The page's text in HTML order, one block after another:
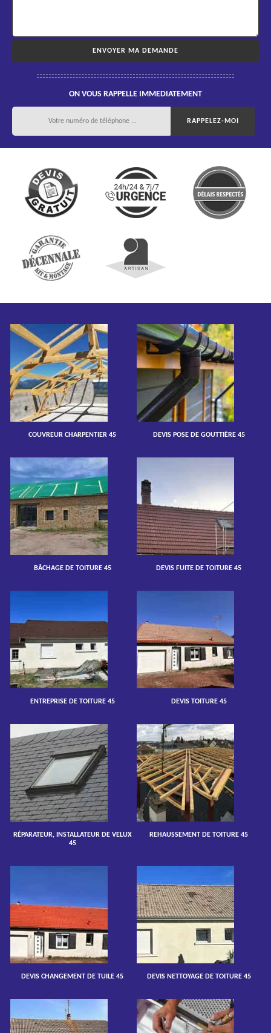
ON VOUS RAPPELLE IMMEDIATEMENT
COUVREUR CHARPENTIER 45 DEVIS POSE DE GOUTTIÈRE 45
BÂCHAGE DE TOITURE 45 DEVIS FUITE DE TOITURE 45
ENTREPRISE DE TOITURE 45 DEVIS TOITURE 45
RÉPARATEUR, INSTALLATEUR DE VELUX
45
REHAUSSEMENT DE TOITURE 45
DEVIS CHANGEMENT DE TUILE 45 DEVIS NETTOYAGE DE TOITURE 45